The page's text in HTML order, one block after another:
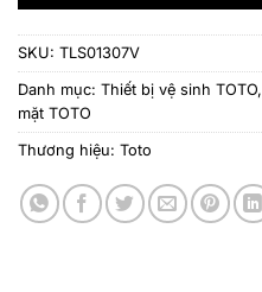
SKU: TLS01307V
Danh mục: Thiết bị vệ sinh TOTO,
mặt TOTO
Thương hiệu: Toto